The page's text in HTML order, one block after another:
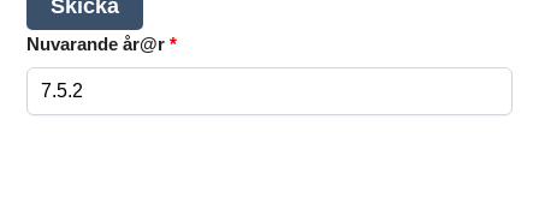
Nuvarande år@r *